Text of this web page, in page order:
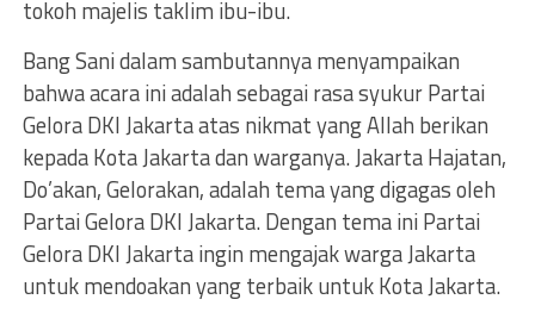
tokoh majelis taklim ibu-ibu.
Bang Sani dalam sambutannya menyampaikan
bahwa acara ini adalah sebagai rasa syukur Partai
Gelora DKI Jakarta atas nikmat yang Allah berikan
kepada Kota Jakarta dan warganya. Jakarta Hajatan,
Do’akan, Gelorakan, adalah tema yang digagas oleh
Partai Gelora DKI Jakarta. Dengan tema ini Partai
Gelora DKI Jakarta ingin mengajak warga Jakarta
untuk mendoakan yang terbaik untuk Kota Jakarta.